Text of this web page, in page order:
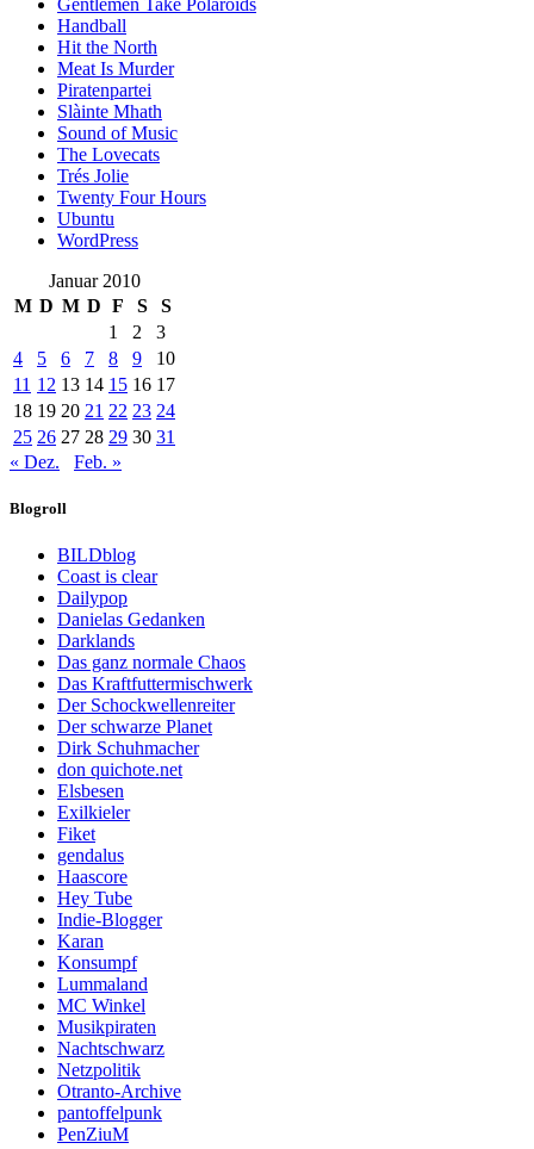
Handball
Hit the North
Meat Is Murder
Piratenpartei
Slàinte Mhath
Sound of Music
The Lovecats
Trés Jolie
Twenty Four Hours
Ubuntu
WordPress
Januar 2010
M D M D F S
S
1
2
3
4
5 6 7 8 9
10
11 12 13 14 15 16 17
18 19 20 21 22 23 24
25 26 27 28 29 30 31
« Dez.
Feb. »
Blogroll
BILDblog
Coast is clear
Dailypop
Danielas Gedanken
Darklands
Das ganz normale Chaos
Das Kraftfuttermischwerk
Der Schockwellenreiter
Der schwarze Planet
Dirk Schuhmacher
don quichote.net
Elsbesen
Exilkieler
Fiket
gendalus
Haascore
Hey Tube
Indie-Blogger
Karan
Konsumpf
Lummaland
MC Winkel
Musikpiraten
Nachtschwarz
Netzpolitik
Otranto-Archive
pantoffelpunk
PenZiuM